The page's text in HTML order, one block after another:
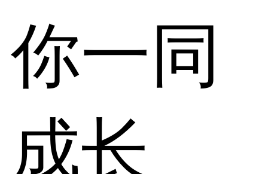
你一同
成长